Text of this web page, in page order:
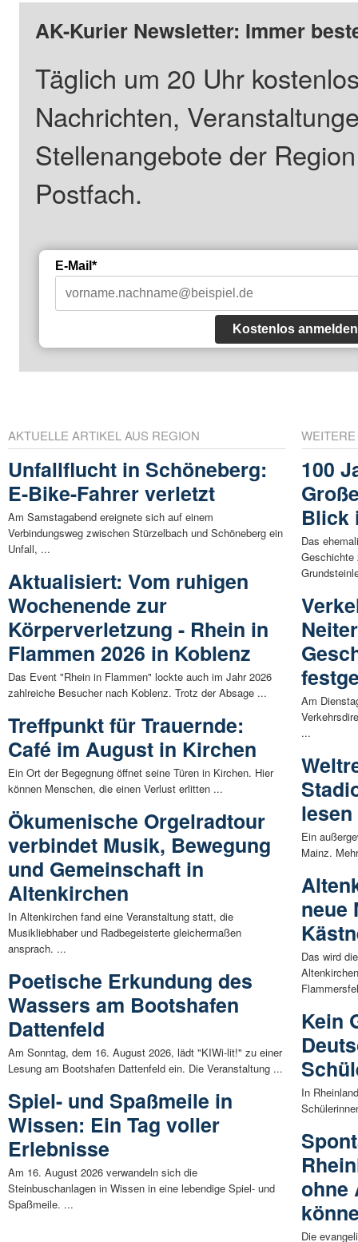
AK-Kurier Newsletter: Immer
Täglich um 20 Uhr
Nachrichten,
Stellenangebote der
Postfach.
E-Mail*
Kostenlos anmelden
AKTUELLE ARTIKEL AUS REGION
Unfallflucht in Schöneberg:
E-Bike-Fahrer verletzt
Am Samstagabend ereignete sich auf einem
Verbindungsweg zwischen Stürzelbach und Schöneberg ein
Unfall, ...
Aktualisiert: Vom ruhigen
Wochenende zur
Körperverletzung - Rhein in
Flammen 2026 in Koblenz
Das Event "Rhein in Flammen" lockte auch im Jahr 2026
zahlreiche Besucher nach Koblenz. Trotz der Absage ...
Treffpunkt für Trauernde:
Café im August in Kirchen
Ein Ort der Begegnung öffnet seine Türen in Kirchen. Hier
können Menschen, die einen Verlust erlitten ...
Ökumenische Orgelradtour
verbindet Musik, Bewegung
und Gemeinschaft in
Altenkirchen
In Altenkirchen fand eine Veranstaltung statt, die
Musikliebhaber und Radbegeisterte gleichermaßen
ansprach. ...
Poetische Erkundung des
Wassers am Bootshafen
Dattenfeld
Am Sonntag, dem 16. August 2026, lädt "KIWi-lit!" zu einer
Lesung am Bootshafen Dattenfeld ein. Die Veranstaltung ...
Spiel- und Spaßmeile in
Wissen: Ein Tag voller
Erlebnisse
Am 16. August 2026 verwandeln sich die
Steinbuschanlagen in Wissen in eine lebendige Spiel- und
Spaßmeile. ...
100
Blick
Das
Geschichte
Am
...
Ein
Mainz.
neue
Das wird
Kein
In
ohne
Die